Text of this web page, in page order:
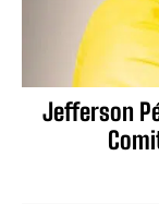
Jefferson